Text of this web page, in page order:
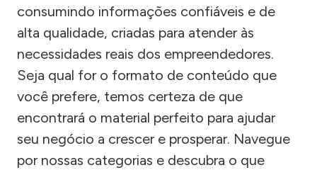
consumindo informações confiáveis e de
alta qualidade, criadas para atender às
necessidades reais dos empreendedores.
Seja qual for o formato de conteúdo que
você prefere, temos certeza de que
encontrará o material perfeito para ajudar
seu negócio a crescer e prosperar. Navegue
por nossas categorias e descubra o que